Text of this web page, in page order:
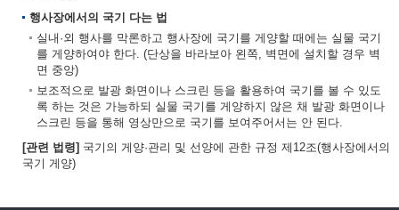
행사장에서의 국기 다는 법
실내·외 행사를 막론하고 행사장에 국기를 게양할 때에는 실물 국기
를 게양하여야 한다. (단상을 바라보아 왼쪽, 벽면에 설치할 경우 벽
면 중앙)
보조적으로 발광 화면이나 스크린 등을 활용하여 국기를 볼 수 있도
록 하는 것은 가능하되 실물 국기를 게양하지 않은 채 발광 화면이나
스크린 등을 통해 영상만으로 국기를 보여주어서는 안 된다.
[관련 법령] 국기의 게양·관리 및 선양에 관한 규정 제12조(행사장에서의
국기 게양)